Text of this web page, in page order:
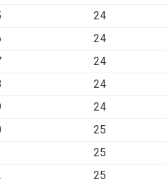
24
24
24
24
24
25
25
25